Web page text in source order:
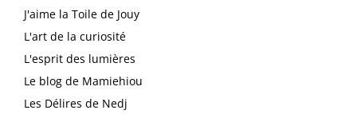
J'aime la Toile de Jouy
L'art de la curiosité
L'esprit des lumières
Le blog de Mamiehiou
Les Délires de Nedj